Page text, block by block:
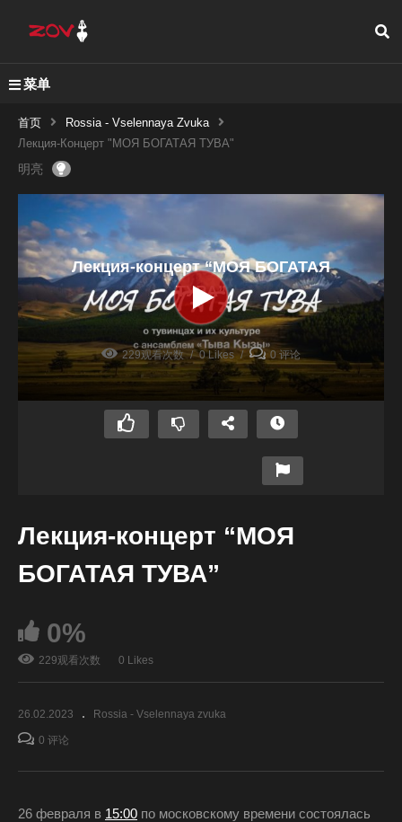
菜单
首页
Rossia - Vselennaya Zvuka
Лекция-Концерт "МОЯ БОГАТАЯ ТУВА"
明亮
Лекция-концерт “МОЯ БОГАТАЯ
ТУВА”
229观看次数 0 Likes 0 评论
Лекция-концерт “МОЯ
БОГАТАЯ ТУВА”
0%
229观看次数 0 Likes
26.02.2023 Rossia - Vselennaya zvuka
0 评论
26 февраля в 15:00 по московскому времени состоялась